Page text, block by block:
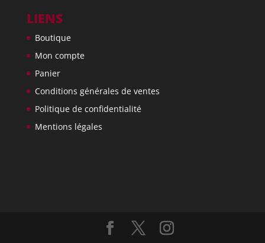
LIENS
Boutique
Mon compte
Panier
Conditions générales de ventes
Politique de confidentialité
Mentions légales